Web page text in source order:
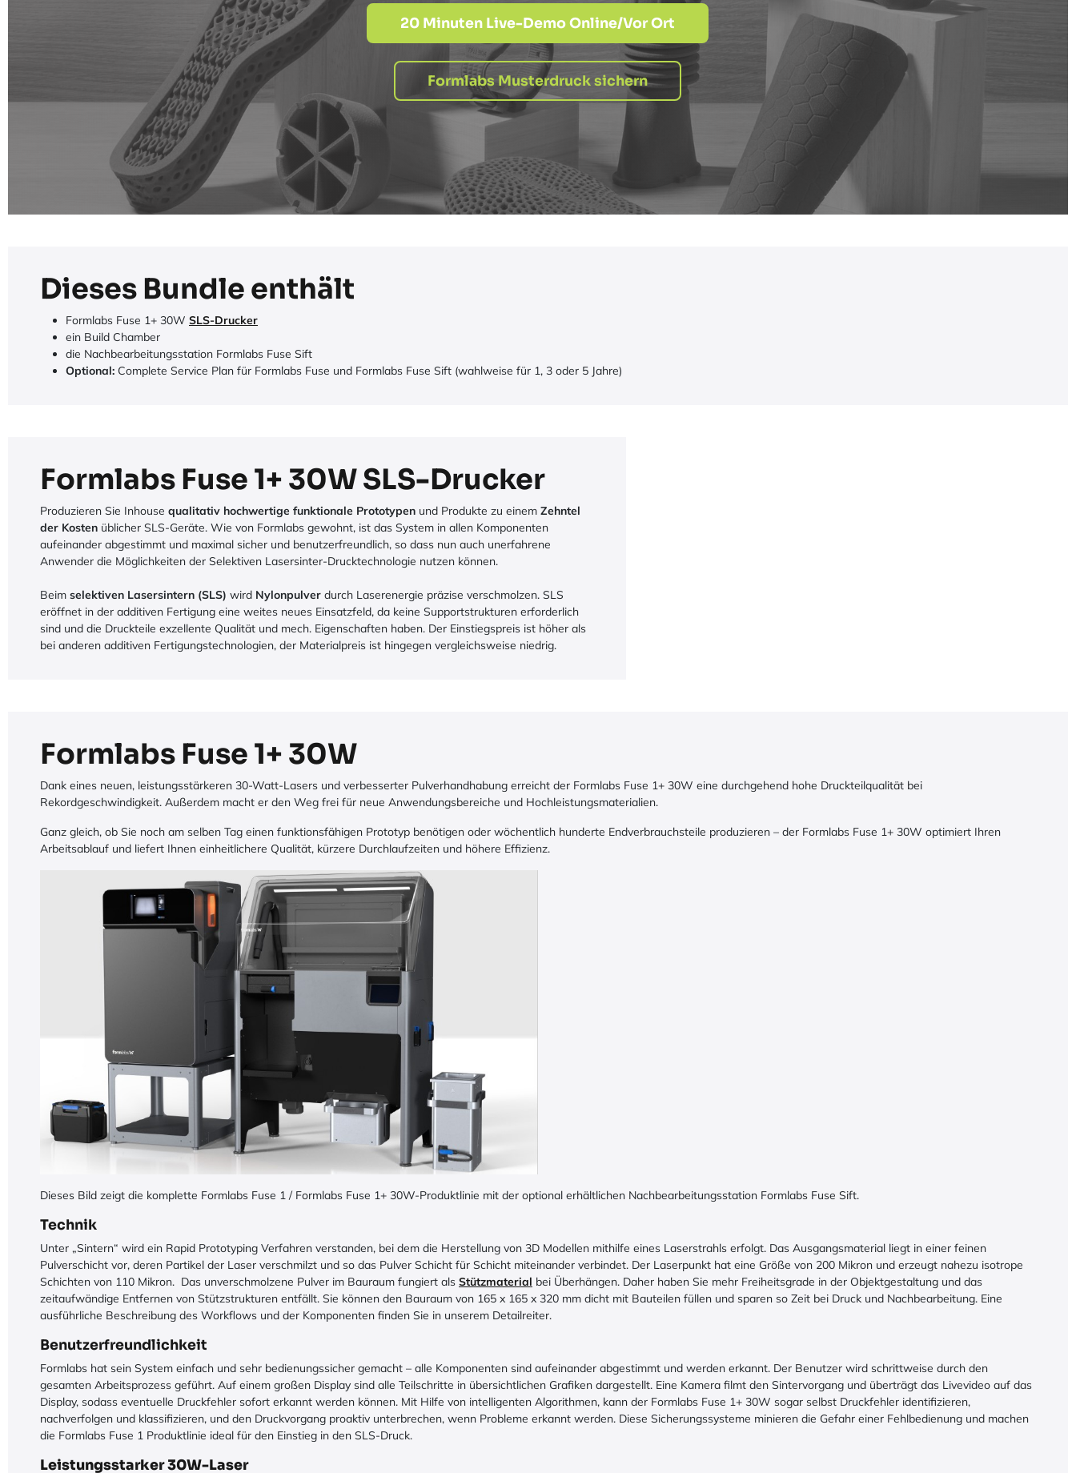
20 Minuten Live-Demo Online/Vor Ort
Formlabs Musterdruck sichern
Dieses Bundle enthält
Formlabs Fuse 1+ 30W SLS-Drucker
ein Build Chamber
die Nachbearbeitungsstation Formlabs Fuse Sift
Optional: Complete Service Plan für Formlabs Fuse und Formlabs Fuse Sift (wahlweise für 1, 3 oder 5 Jahre)
Formlabs Fuse 1+ 30W SLS-Drucker
Produzieren Sie Inhouse qualitativ hochwertige funktionale Prototypen und Produkte zu einem Zehntel
der Kosten üblicher SLS-Geräte. Wie von Formlabs gewohnt, ist das System in allen Komponenten
aufeinander abgestimmt und maximal sicher und benutzerfreundlich, so dass nun auch unerfahrene
Anwender die Möglichkeiten der Selektiven Lasersinter-Drucktechnologie nutzen können.
Beim selektiven Lasersintern (SLS) wird Nylonpulver durch Laserenergie präzise verschmolzen. SLS
eröffnet in der additiven Fertigung eine weites neues Einsatzfeld, da keine Supportstrukturen erforderlich
sind und die Druckteile exzellente Qualität und mech. Eigenschaften haben. Der Einstiegspreis ist höher als
bei anderen additiven Fertigungstechnologien, der Materialpreis ist hingegen vergleichsweise niedrig.
Formlabs Fuse 1+ 30W
Dank eines neuen, leistungsstärkeren 30-Watt-Lasers und verbesserter Pulverhandhabung erreicht der Formlabs Fuse 1+ 30W eine durchgehend hohe Druckteilqualität bei
Rekordgeschwindigkeit. Außerdem macht er den Weg frei für neue Anwendungsbereiche und Hochleistungsmaterialien.
Ganz gleich, ob Sie noch am selben Tag einen funktionsfähigen Prototyp benötigen oder wöchentlich hunderte Endverbrauchsteile produzieren – der Formlabs Fuse 1+ 30W optimiert Ihren
Arbeitsablauf und liefert Ihnen einheitlichere Qualität, kürzere Durchlaufzeiten und höhere Effizienz.
Dieses Bild zeigt die komplette Formlabs Fuse 1 / Formlabs Fuse 1+ 30W-Produktlinie mit der optional erhältlichen Nachbearbeitungsstation Formlabs Fuse Sift.
Technik
Unter „Sintern“ wird ein Rapid Prototyping Verfahren verstanden, bei dem die Herstellung von 3D Modellen mithilfe eines Laserstrahls erfolgt. Das Ausgangsmaterial liegt in einer feinen
Pulverschicht vor, deren Partikel der Laser verschmilzt und so das Pulver Schicht für Schicht miteinander verbindet. Der Laserpunkt hat eine Größe von 200 Mikron und erzeugt nahezu isotrope
Schichten von 110 Mikron. Das unverschmolzene Pulver im Bauraum fungiert als Stützmaterial bei Überhängen. Daher haben Sie mehr Freiheitsgrade in der Objektgestaltung und das
zeitaufwändige Entfernen von Stützstrukturen entfällt. Sie können den Bauraum von 165 x 165 x 320 mm dicht mit Bauteilen füllen und sparen so Zeit bei Druck und Nachbearbeitung. Eine
ausführliche Beschreibung des Workflows und der Komponenten finden Sie in unserem Detailreiter.
Benutzerfreundlichkeit
Formlabs hat sein System einfach und sehr bedienungssicher gemacht – alle Komponenten sind aufeinander abgestimmt und werden erkannt. Der Benutzer wird schrittweise durch den
gesamten Arbeitsprozess geführt. Auf einem großen Display sind alle Teilschritte in übersichtlichen Grafiken dargestellt. Eine Kamera filmt den Sintervorgang und überträgt das Livevideo auf das
Display, sodass eventuelle Druckfehler sofort erkannt werden können. Mit Hilfe von intelligenten Algorithmen, kann der Formlabs Fuse 1+ 30W sogar selbst Druckfehler identifizieren,
nachverfolgen und klassifizieren, und den Druckvorgang proaktiv unterbrechen, wenn Probleme erkannt werden. Diese Sicherungssysteme minieren die Gefahr einer Fehlbedienung und machen
die Formlabs Fuse 1 Produktlinie ideal für den Einstieg in den SLS-Druck.
Leistungsstarker 30W-Laser